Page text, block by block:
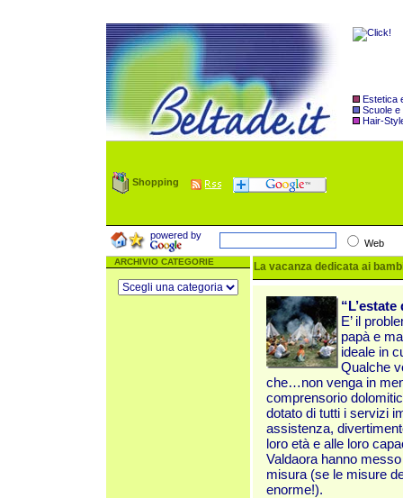
Estetica
Scuole e
Hair-
Shopping
powered by
Web
ARCHIVIO CATEGORIE La vacanza dedicata ai
E’ il
papà e
ideale in
Qualche
che…non venga in
comprensorio
dotato di tutti i servizi
assistenza,
loro età e alle loro
Valdaora hanno
misura (se le misure
enorme!).